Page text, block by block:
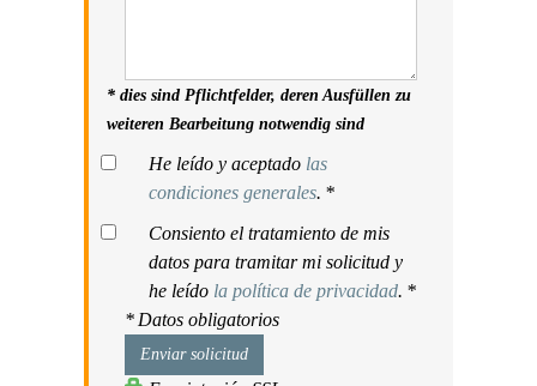
* dies sind Pflichtfelder, deren Ausfüllen zu
weiteren Bearbeitung notwendig sind
He leído y aceptado las
condiciones generales. *
Consiento el tratamiento de mis
datos para tramitar mi solicitud y
he leído la política de privacidad. *
* Datos obligatorios
Enviar solicitud